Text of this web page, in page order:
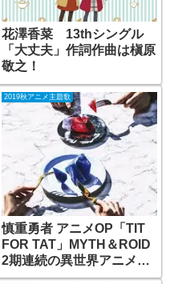
花澤香菜 13thシングル
「大丈夫」作詞作曲は槇原
敬之！
2019秋アニメ主題歌
慎重勇者 アニメOP「TIT
FOR TAT」MYTH＆ROID
2期連続の異世界アニメ主
題歌！